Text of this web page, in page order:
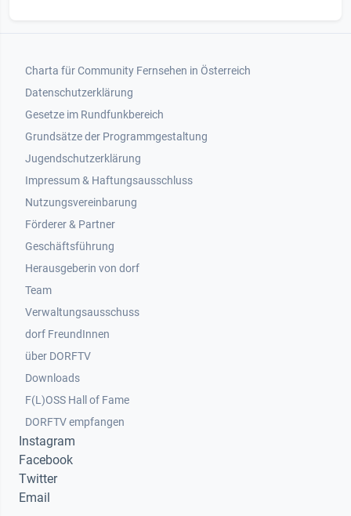
Footer 1
Charta für Community Fernsehen in Österreich
Datenschutzerklärung
Gesetze im Rundfunkbereich
Grundsätze der Programmgestaltung
Jugendschutzerklärung
Impressum & Haftungsausschluss
Nutzungsvereinbarung
Footer 2
Förderer & Partner
Geschäftsführung
Herausgeberin von dorf
Team
Verwaltungsausschuss
dorf FreundInnen
Footer 3
über DORFTV
Downloads
F(L)OSS Hall of Fame
Footer 4
DORFTV empfangen
Instagram
Facebook
Twitter
Email